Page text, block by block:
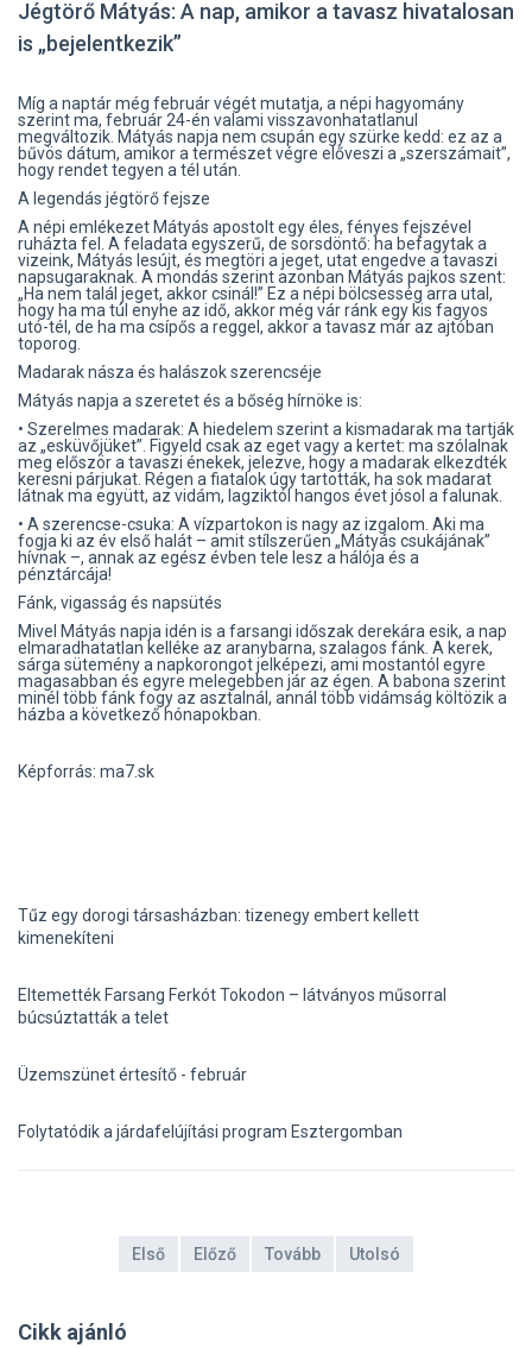
Jégtörő Mátyás: A nap, amikor a tavasz hivatalosan
is „bejelentkezik”
Míg a naptár még február végét mutatja, a népi hagyomány
szerint ma, február 24-én valami visszavonhatatlanul
megváltozik. Mátyás napja nem csupán egy szürke kedd: ez az a
bűvös dátum, amikor a természet végre előveszi a „szerszámait”,
hogy rendet tegyen a tél után.
A legendás jégtörő fejsze
A népi emlékezet Mátyás apostolt egy éles, fényes fejszével
ruházta fel. A feladata egyszerű, de sorsdöntő: ha befagytak a
vizeink, Mátyás lesújt, és megtöri a jeget, utat engedve a tavaszi
napsugaraknak. A mondás szerint azonban Mátyás pajkos szent:
„Ha nem talál jeget, akkor csinál!” Ez a népi bölcsesség arra utal,
hogy ha ma túl enyhe az idő, akkor még vár ránk egy kis fagyos
utó-tél, de ha ma csípős a reggel, akkor a tavasz már az ajtóban
toporog.
Madarak násza és halászok szerencséje
Mátyás napja a szeretet és a bőség hírnöke is:
• Szerelmes madarak: A hiedelem szerint a kismadarak ma tartják
az „esküvőjüket”. Figyeld csak az eget vagy a kertet: ma szólalnak
meg először a tavaszi énekek, jelezve, hogy a madarak elkezdték
keresni párjukat. Régen a fiatalok úgy tartották, ha sok madarat
látnak ma együtt, az vidám, lagziktól hangos évet jósol a falunak.
• A szerencse-csuka: A vízpartokon is nagy az izgalom. Aki ma
fogja ki az év első halát – amit stílszerűen „Mátyás csukájának”
hívnak –, annak az egész évben tele lesz a hálója és a
pénztárcája!
Fánk, vigasság és napsütés
Mivel Mátyás napja idén is a farsangi időszak derekára esik, a nap
elmaradhatatlan kelléke az aranybarna, szalagos fánk. A kerek,
sárga sütemény a napkorongot jelképezi, ami mostantól egyre
magasabban és egyre melegebben jár az égen. A babona szerint
minél több fánk fogy az asztalnál, annál több vidámság költözik a
házba a következő hónapokban.
Képforrás: ma7.sk
Tűz egy dorogi társasházban: tizenegy embert kellett
kimenekíteni
Eltemették Farsang Ferkót Tokodon – látványos műsorral
búcsúztatták a telet
Üzemszünet értesítő - február
Folytatódik a járdafelújítási program Esztergomban
Első Előző Tovább Utolsó
Cikk ajánló